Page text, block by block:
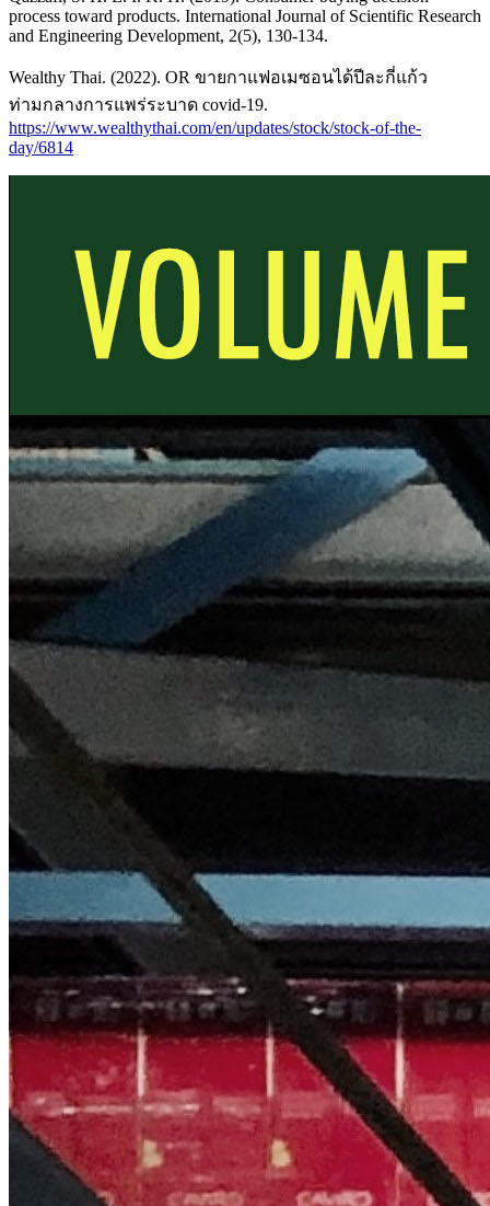
process toward products. International Journal of Scientific Research
and Engineering Development, 2(5), 130-134.
Wealthy Thai. (2022). OR ขายกาแฟอเมซอนได้ปีละกี่แก้ว
ท่ามกลางการแพร่ระบาด covid-19.
https://www.wealthythai.com/en/updates/stock/stock-of-the-
day/6814